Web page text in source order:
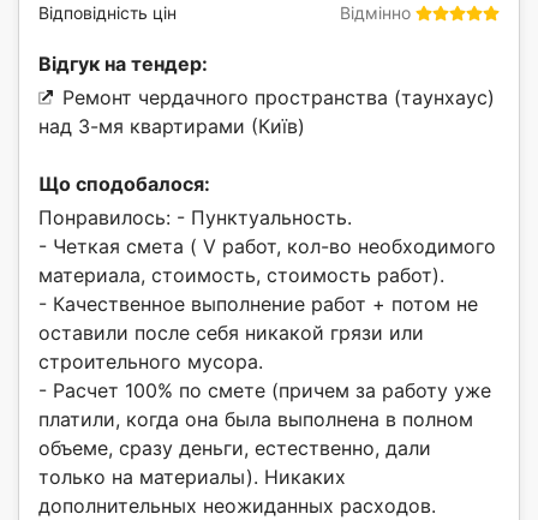
Відмінно
Відповідність цін
Відгук на тендер:
Ремонт чердачного пространства (таунхаус)
над 3-мя квартирами (Київ)
Що сподобалося:
Понравилось: - Пунктуальность.
- Четкая смета ( V работ, кол-во необходимого
материала, стоимость, стоимость работ).
- Качественное выполнение работ + потом не
оставили после себя никакой грязи или
строительного мусора.
- Расчет 100% по смете (причем за работу уже
платили, когда она была выполнена в полном
объеме, сразу деньги, естественно, дали
только на материалы). Никаких
дополнительных неожиданных расходов.